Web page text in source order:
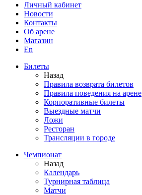
Личный кабинет
Новости
Контакты
Об арене
Магазин
En
Билеты
Назад
Правила возврата билетов
Правила поведения на арене
Корпоративные билеты
Выездные матчи
Ложи
Ресторан
Трансляции в городе
Чемпионат
Назад
Календарь
Турнирная таблица
Матчи